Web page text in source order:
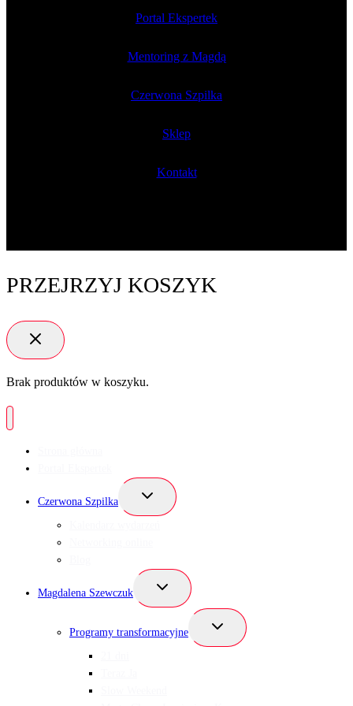
Portal Ekspertek
Mentoring z Magdą
Czerwona Szpilka
Sklep
Kontakt
PRZEJRZYJ KOSZYK
Brak produktów w koszyku.
Czerwona Szpilka
Przełącz
podrzędne
Magdalena Szewczuk
Przełącz
podrzędne
Programy transformacyjne
Przełącz
podrzędne